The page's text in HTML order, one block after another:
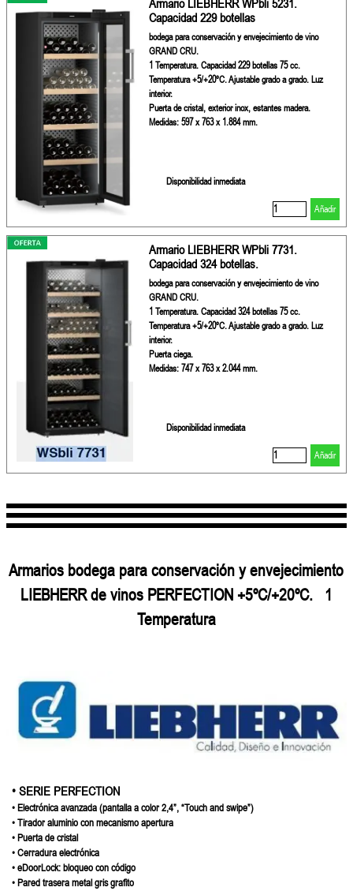
Armario LIEBHERR WPbli 5231.
Capacidad 229 botellas
bodega para conservación y envejecimiento de vino
GRAND CRU.
1 Temperatura. Capacidad 229 botellas 75 cc.
Temperatura +5/+20ºC. Ajustable grado a grado. Luz
interior.
Puerta de cristal, exterior inox, estantes madera.
Medidas: 597 x 763 x 1.884 mm.
Disponibilidad inmediata
Añadir
Armario LIEBHERR WPbli 7731.
Capacidad 324 botellas.
bodega para conservación y envejecimiento de vino
GRAND CRU.
1 Temperatura. Capacidad 324 botellas 75 cc.
Temperatura +5/+20ºC. Ajustable grado a grado. Luz
interior.
Puerta ciega.
Medidas: 747 x 763 x 2.044 mm.
Disponibilidad inmediata
Añadir
Armarios bodega para conservación y envejecimiento
LIEBHERR de vinos PERFECTION+5ºC/+20ºC.1
Temperatura
• SERIE PERFECTION
• Electrónica avanzada (pantalla a color2,4”, “Touch and swipe”)
• Tirador aluminio con mecanismo apertura
• Puerta de cristal
• Cerradura electrónica
• eDoorLock: bloqueo con código
• Pared trasera metal gris grafito